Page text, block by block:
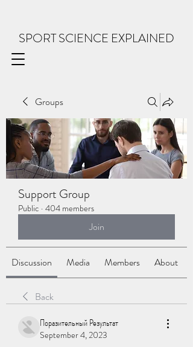
SPORT SCIENCE EXPLAINED
Groups
Support Group
Public · 404 members
Join
Discussion Media Members About
Back
Поразительный Результат
September 4, 2023